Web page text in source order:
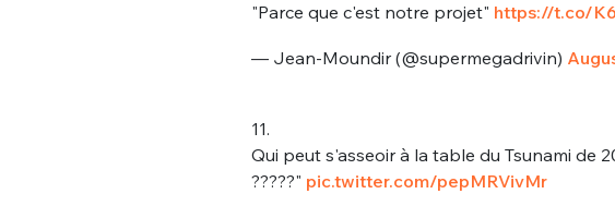
"Parce que c'est notre projet" https://t.co/
— Jean-Moundir (@supermegadrivin)
11.
Qui peut s'asseoir à la table du Tsunami de
?????" pic.twitter.com/pepMRVivMr